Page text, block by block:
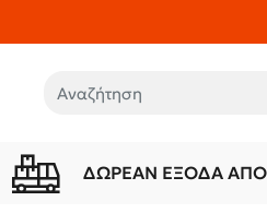
Αναζήτηση
ΔΩΡΕΆΝ ΈΞΟΔΑ